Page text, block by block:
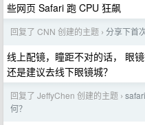
些网页 Safari 跑 CPU 狂飙
回复了 CNN 创建的主题 › 分享下首
线上配镜，瞳距不对的话， 眼
还是建议去线下眼镜城？
回复了 JeffyChen 创建的主题 ›
何？